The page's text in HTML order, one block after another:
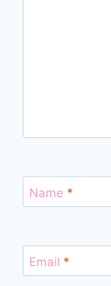
Name *
Email *